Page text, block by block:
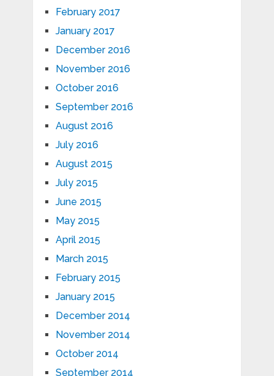
February 2017
January 2017
December 2016
November 2016
October 2016
September 2016
August 2016
July 2016
August 2015
July 2015
June 2015
May 2015
April 2015
March 2015
February 2015
January 2015
December 2014
November 2014
October 2014
September 2014